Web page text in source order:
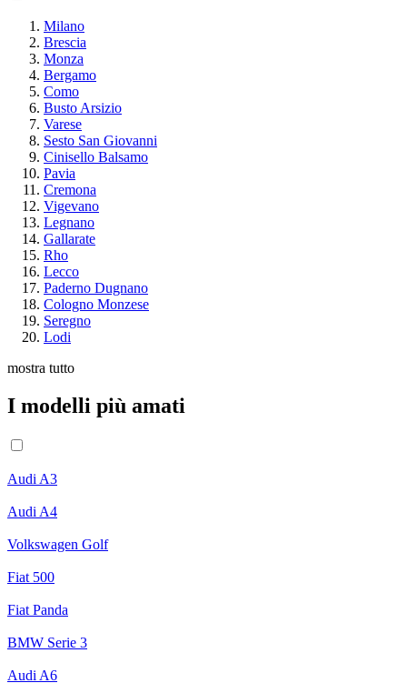
Milano
Brescia
Monza
Bergamo
Como
Busto Arsizio
Varese
Sesto San Giovanni
Cinisello Balsamo
Pavia
Cremona
Vigevano
Legnano
Gallarate
Rho
Lecco
Paderno Dugnano
Cologno Monzese
Seregno
Lodi
mostra tutto
I modelli più amati
Audi A3
Audi A4
Volkswagen Golf
Fiat 500
Fiat Panda
BMW Serie 3
Audi A6